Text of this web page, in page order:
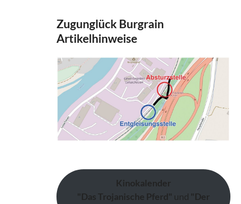
Zugunglück Burgrain
Artikelhinweise
Kinokalender
"Das Trojanische Pferd" und "Der